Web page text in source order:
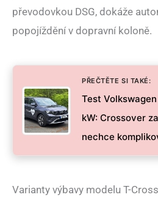
převodovkou DSG, dokáže
popojíždění v dopravní koloně.
PŘEČTĚTE SI TAKÉ:
Test
kW: Crossover
nechce
Varianty výbavy modelu T-